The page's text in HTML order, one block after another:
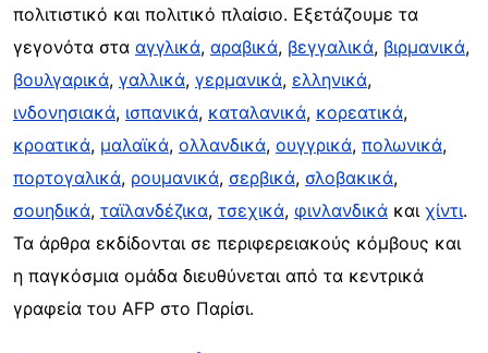
πολιτιστικό και πολιτικό πλαίσιο. Εξετάζουμε τα
γεγονότα στα αγγλικά, αραβικά, βεγγαλικά, βιρμανικά,
βουλγαρικά, γαλλικά, γερμανικά, ελληνικά,
ινδονησιακά, ισπανικά, καταλανικά, κορεατικά,
κροατικά, μαλαϊκά, ολλανδικά, ουγγρικά, πολωνικά,
πορτογαλικά, ρουμανικά, σερβικά, σλοβακικά,
σουηδικά, ταϊλανδέζικα, τσεχικά, φινλανδικά και χίντι.
Τα άρθρα εκδίδονται σε περιφερειακούς κόμβους και
η παγκόσμια ομάδα διευθύνεται από τα κεντρικά
γραφεία του AFP στο Παρίσι.